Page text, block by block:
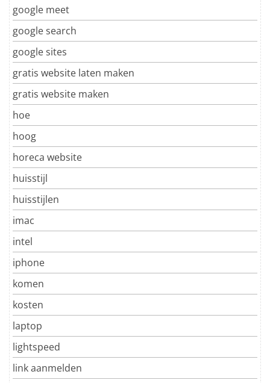
google meet
google search
google sites
gratis website laten maken
gratis website maken
hoe
hoog
horeca website
huisstijl
huisstijlen
imac
intel
iphone
komen
kosten
laptop
lightspeed
link aanmelden